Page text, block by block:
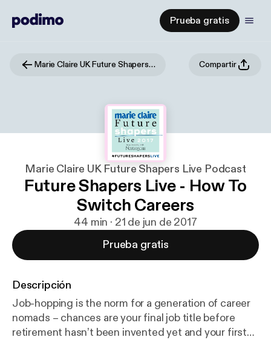
Prueba gratis
Marie Claire UK Future Shapers Live Podcast Compartir
Marie Claire UK Future Shapers Live Podcast
Future Shapers Live - How To
Switch Careers
44 min · 21 de jun de 2017
Prueba gratis
Descripción
Job-hopping is the norm for a generation of career
nomads – chances are your final job title before
retirement hasn’t been invented yet and your first